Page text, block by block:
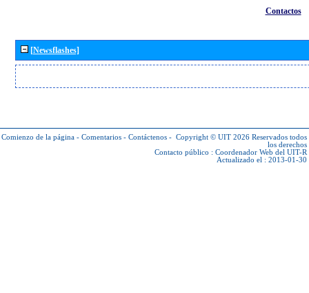
Contactos
[Newsflashes]
Comienzo de la página - Comentarios - Contáctenos - Copyright © UIT 2026 Reservados todos
los derechos
Contacto público : Coordenador Web del UIT-R
Actualizado el : 2013-01-30